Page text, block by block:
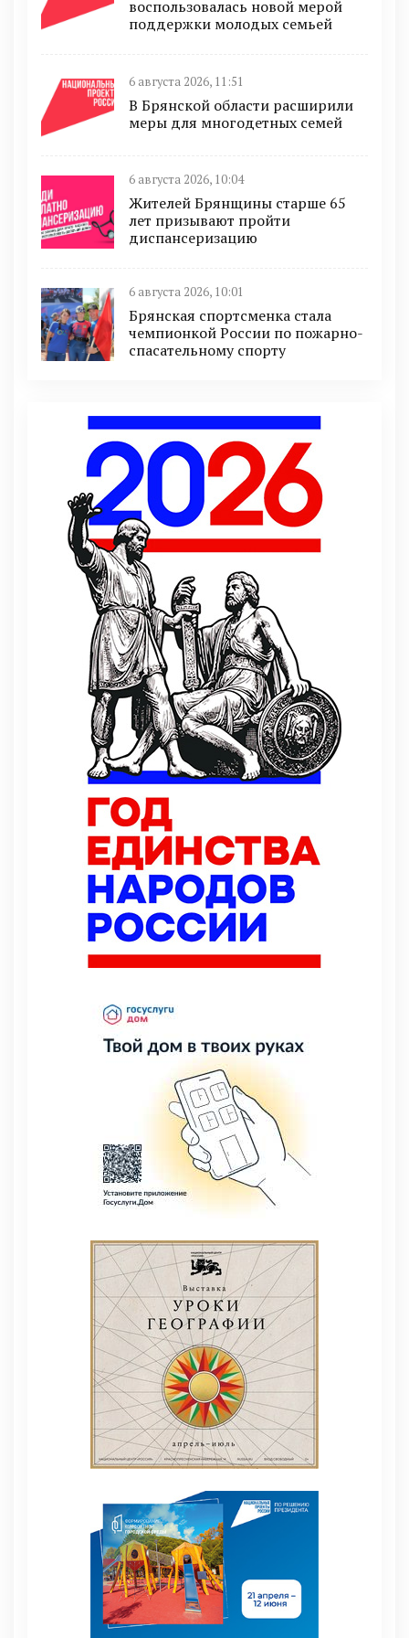
воспользовалась новой мерой
поддержки молодых семьей
6 августа 2026, 11:51
В Брянской области расширили
меры для многодетных семей
6 августа 2026, 10:04
Жителей Брянщины старше 65
лет призывают пройти
диспансеризацию
6 августа 2026, 10:01
Брянская спортсменка стала
чемпионкой России по пожарно-
спасательному спорту